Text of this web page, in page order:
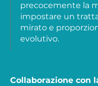
precocemente la
impostare un
mirato e
evolutivo.
Collaborazione con